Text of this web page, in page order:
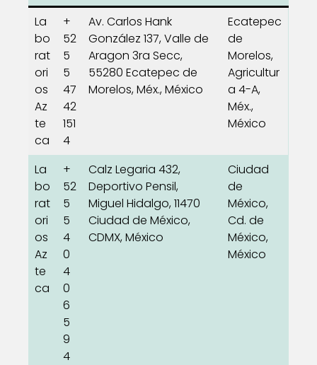
La
bo
rat
ori
os
Az
te
ca
+
52
5
5
47
42
151
4
Av. Carlos Hank
González 137, Valle de
Aragon 3ra Secc,
55280 Ecatepec de
Morelos, Méx., México
Ecatepec
de
Morelos,
Agricultur
a 4-A,
Méx.,
México
La
bo
rat
ori
os
Az
te
ca
+
52
5
5
4
0
4
0
6
5
9
4
Calz Legaria 432,
Deportivo Pensil,
Miguel Hidalgo, 11470
Ciudad de México,
CDMX, México
Ciudad
de
México,
Cd. de
México,
México